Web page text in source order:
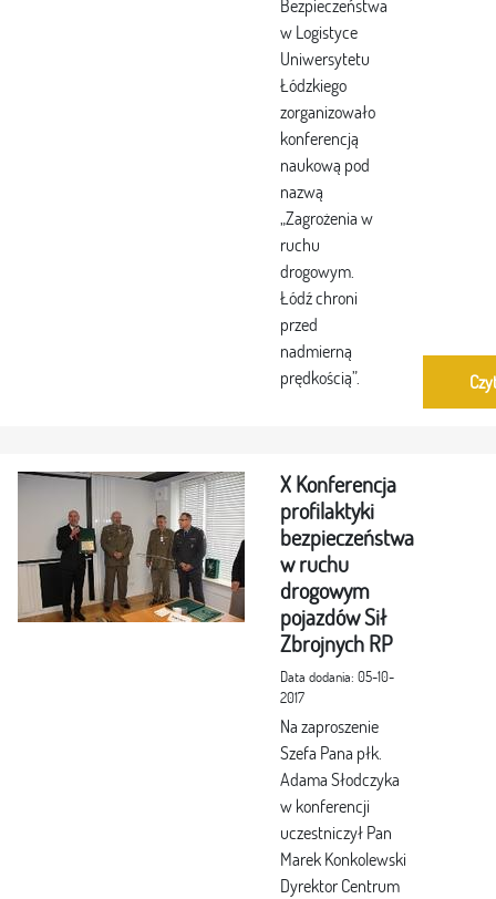
Bezpieczeństwa
w Logistyce
Uniwersytetu
Łódzkiego
zorganizowało
konferencją
naukową pod
nazwą
„Zagrożenia w
ruchu
drogowym.
Łódź chroni
przed
nadmierną
prędkością”.
X Konferencja
profilaktyki
bezpieczeństwa
w ruchu
drogowym
pojazdów Sił
Zbrojnych RP
Data dodania: 05-10-
2017
Na zaproszenie
Szefa Pana płk.
Adama Słodczyka
w konferencji
uczestniczył Pan
Marek Konkolewski
Dyrektor Centrum